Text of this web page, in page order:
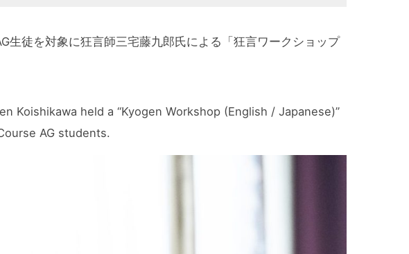
生徒を対象に狂言師三宅藤九郎氏による「狂言ワークショップ
Koishikawa held a “Kyogen Workshop (English / Japanese)”
AG students.